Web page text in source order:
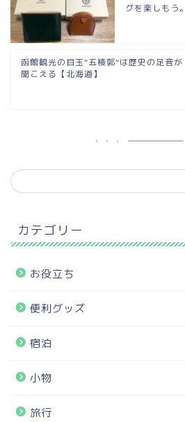
グを楽しもう
函館観光の目玉“五稜郭“は歴史の足音が
聞こえる【北海道】
カテゴリー
お役立ち
便利グッズ
宿泊
小物
旅行